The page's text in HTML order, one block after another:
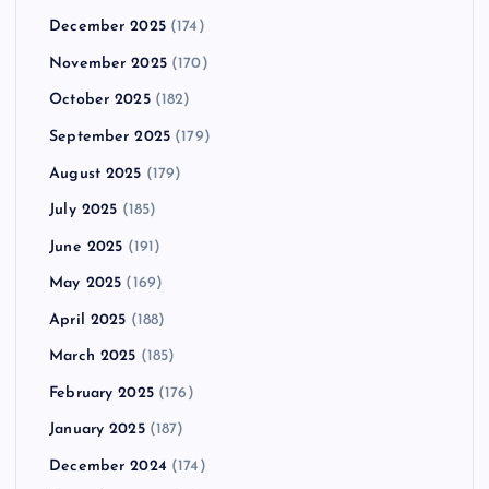
December 2025(174)
November 2025(170)
October 2025(182)
September 2025 (179)
August 2025 (179)
July 2025 (185)
June 2025 (191)
May 2025 (169)
April 2025 (188)
March 2025 (185)
February 2025(176)
January 2025(187)
December 2024 (174)